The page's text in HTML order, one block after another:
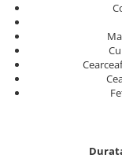
Set Lenjerie De Pat
11 Piese, Cuvertura
Lenjerii Damasc
Lenjerii De Pat,
Persoana
Lenjerii De Pat,